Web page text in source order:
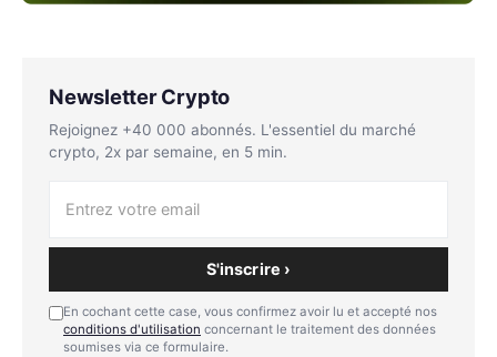
Newsletter Crypto
Rejoignez +40 000 abonnés. L'essentiel du marché
crypto, 2x par semaine, en 5 min.
S'inscrire ›
En cochant cette case, vous confirmez avoir lu et accepté nos
conditions d'utilisation concernant le traitement des données
soumises via ce formulaire.